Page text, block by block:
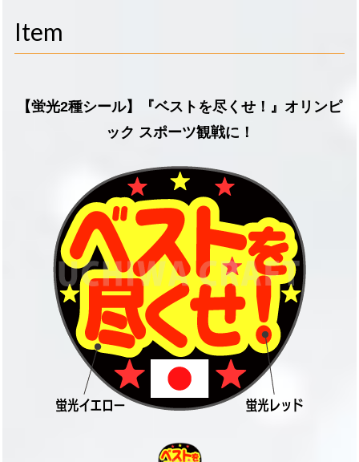
Item
【蛍光2種シール】『ベストを尽くせ！』オリンピ
ック スポーツ観戦に！